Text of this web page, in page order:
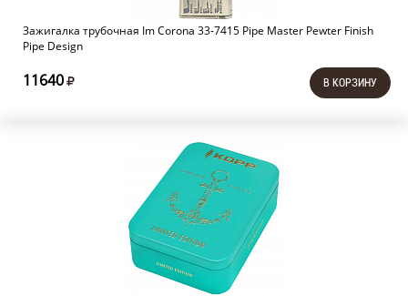
Зажигалка трубочная Im Corona 33-7415 Pipe Master Pewter Finish
Pipe Design
11640 В КОРЗИНУ